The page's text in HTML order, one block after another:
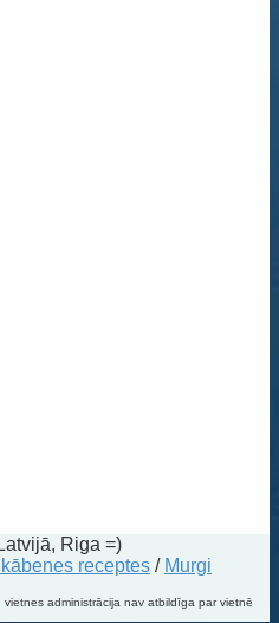
Riga =)
receptes / Murgi
administrācija nav atbildīga par vietnē